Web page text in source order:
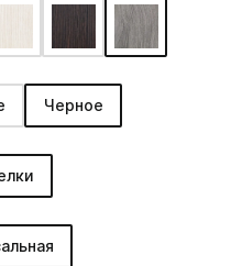
Черное